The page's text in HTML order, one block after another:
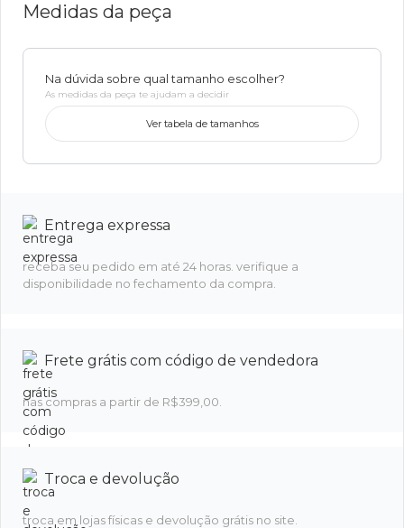
Medidas da peça
Na dúvida sobre qual tamanho escolher?
As medidas da peça te ajudam a decidir
Ver tabela de tamanhos
Entrega expressa
receba seu pedido em até 24 horas. verifique a
disponibilidade no fechamento da compra.
Frete grátis com código de vendedora
nas compras a partir de R$399,00.
Troca e devolução
troca em lojas físicas e devolução grátis no site.